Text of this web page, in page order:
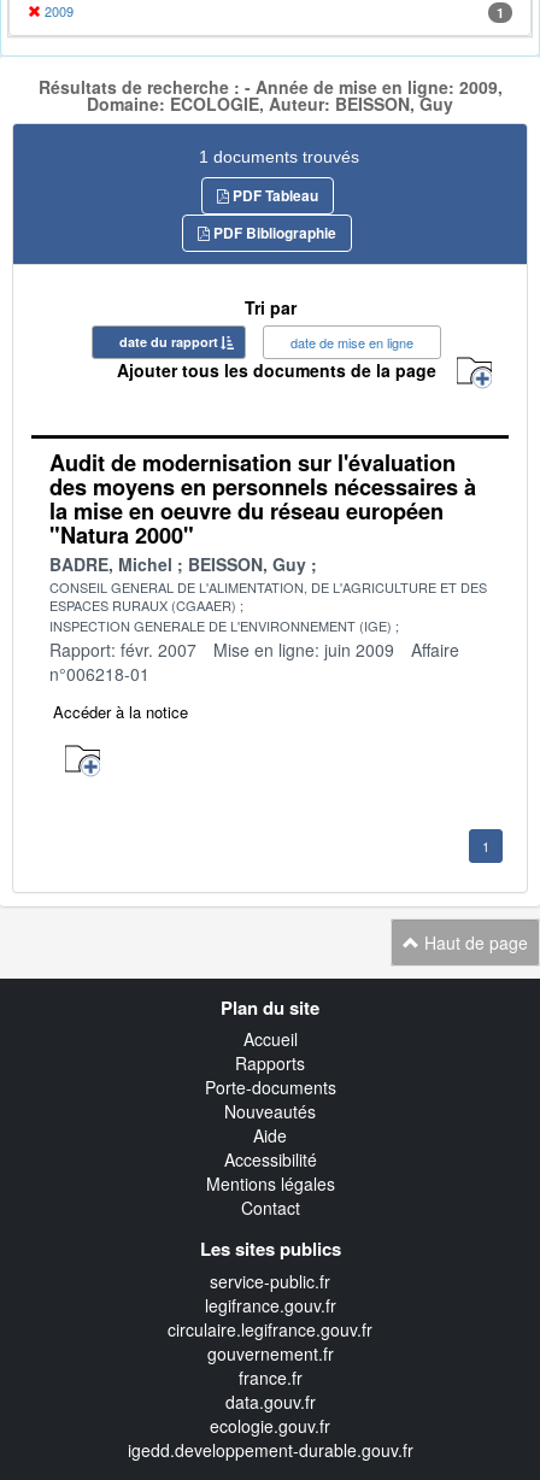
2009 1
Résultats de recherche : - Année de mise en ligne: 2009,
Domaine: ECOLOGIE, Auteur: BEISSON, Guy
1 documents trouvés
PDF Tableau
PDF Bibliographie
Tri par
date du rapport date de mise en ligne
Ajouter tous les documents de la page
Audit de modernisation sur l'évaluation
des moyens en personnels nécessaires à
la mise en oeuvre du réseau européen
"Natura 2000"
BADRE, Michel BEISSON, Guy
CONSEIL GENERAL DE L'ALIMENTATION, DE L'AGRICULTURE ET DES
ESPACES RURAUX (CGAAER)
INSPECTION GENERALE DE L'ENVIRONNEMENT (IGE)
Rapport: févr. 2007 Mise en ligne: juin 2009
Affaire
n°006218-01
Accéder à la notice
1
Haut de page
Plan du site
Accueil
Rapports
Porte-documents
Nouveautés
Aide
Accessibilité
Mentions légales
Contact
Les sites publics
service-public.fr
legifrance.gouv.fr
circulaire.legifrance.gouv.fr
gouvernement.fr
france.fr
data.gouv.fr
ecologie.gouv.fr
igedd.developpement-durable.gouv.fr